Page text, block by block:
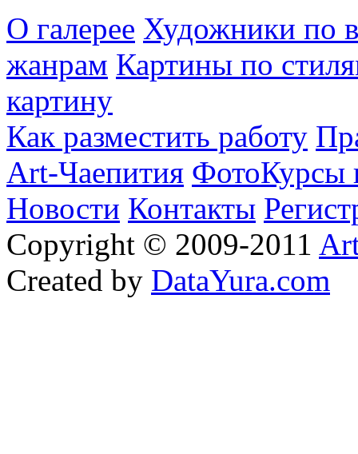
О галерее Художники по
жанрам Картины по
картину
Как разместить работу
Art-Чаепития ФотоКурсы
Новости Контакты
Copyright © 2009-2011
Created by DataYura.com